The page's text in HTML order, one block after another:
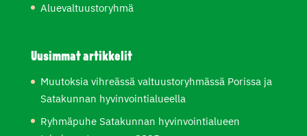
Aluevaltuustoryhmä
Uusimmat artikkelit
Muutoksia vihreässä valtuustoryhmässä Porissa ja
Satakunnan hyvinvointialueella
Ryhmäpuhe Satakunnan hyvinvointialueen